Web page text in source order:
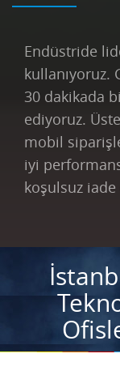
Endüstride
kullanıyoruz.
30 dakikada
ediyoruz.
mobil
iyi
koşulsuz